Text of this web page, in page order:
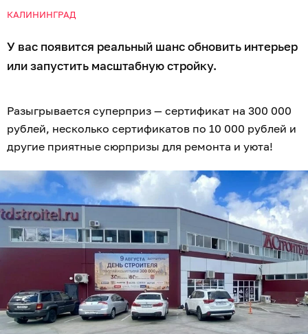
КАЛИНИНГРАД
У вас появится реальный шанс обновить интерьер
или запустить масштабную стройку.
Разыгрывается суперприз — сертификат на 300 000
рублей, несколько сертификатов по 10 000 рублей и
другие приятные сюрпризы для ремонта и уюта!